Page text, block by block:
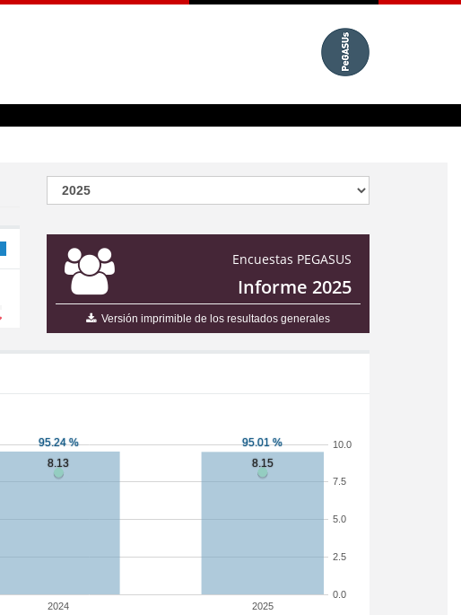
Encuestas PEGASUS
Informe 2025
Versión imprimible de los resultados generales
2024 2025
0.0
2.5
5.0
7.5
10.0